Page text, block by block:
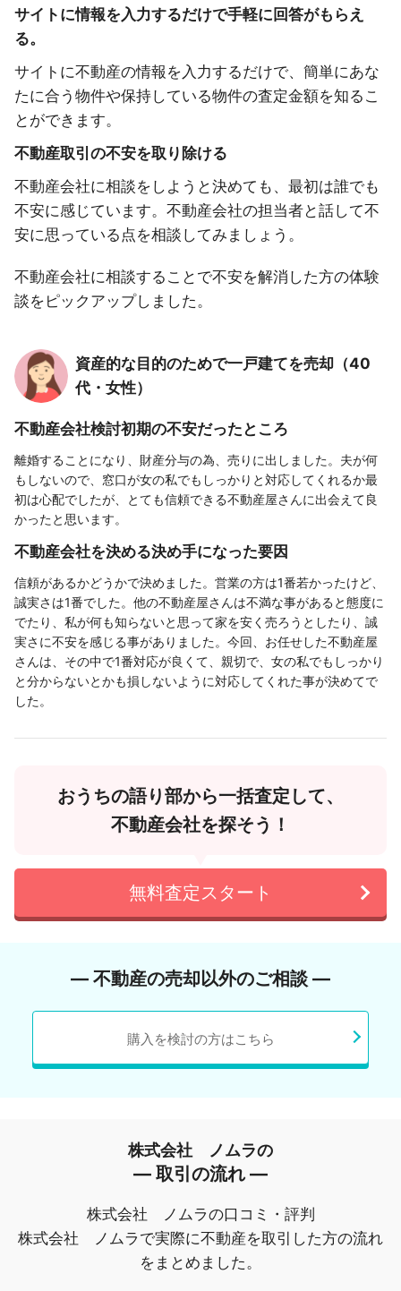
サイトに情報を入力するだけで手軽に回答がもらえ
る。
サイトに不動産の情報を入力するだけで、簡単にあな
たに合う物件や保持している物件の査定金額を知るこ
とができます。
不動産取引の不安を取り除ける
不動産会社に相談をしようと決めても、最初は誰でも
不安に感じています。不動産会社の担当者と話して不
安に思っている点を相談してみましょう。
不動産会社に相談することで不安を解消した方の体験
談をピックアップしました。
資産的な目的のためで一戸建てを売却（40
代・女性）
不動産会社検討初期の不安だったところ
離婚することになり、財産分与の為、売りに出しました。夫が何
もしないので、窓口が女の私でもしっかりと対応してくれるか最
初は心配でしたが、とても信頼できる不動産屋さんに出会えて良
かったと思います。
不動産会社を決める決め手になった要因
信頼があるかどうかで決めました。営業の方は1番若かったけど、
誠実さは1番でした。他の不動産屋さんは不満な事があると態度に
でたり、私が何も知らないと思って家を安く売ろうとしたり、誠
実さに不安を感じる事がありました。今回、お任せした不動産屋
さんは、その中で1番対応が良くて、親切で、女の私でもしっかり
と分からないとかも損しないように対応してくれた事が決めてで
した。
おうちの語り部から一括査定して、
不動産会社を探そう！
無料査定スタート
― 不動産の売却以外のご相談 ―
購入を検討の方はこちら
株式会社 ノムラの
― 取引の流れ ―
株式会社 ノムラの口コミ・評判
株式会社 ノムラで実際に不動産を取引した方の流れ
をまとめました。